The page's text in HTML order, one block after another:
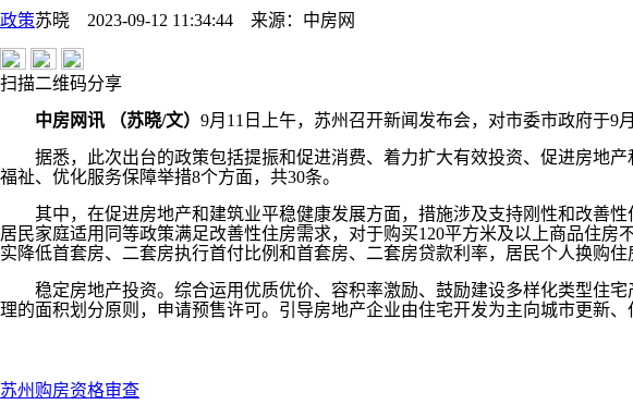
政策苏晓 2023-09-12 11:34:44 来源： 中房网
扫描二维码分享
中房网讯 （苏晓/文） 9月11日上午，苏州召开新闻发布会，对市委市政府于9
据悉，此次出台的政策包括提振和促进消费、着力扩大有效投资、促进房地产
福祉、优化服务保障举措8个方面，共30条。
其中，在促进房地产和建筑业平稳健康发展方面，措施涉及支持刚性和改善性
居民家庭适用同等政策满足改善性住房需求，对于购买120平方米及以上商品住
实降低首套房、二套房执行首付比例和首套房、二套房贷款利率，居民个人换购住
稳定房地产投资。综合运用优质优价、容积率激励、鼓励建设多样化类型住宅
理的面积划分原则，申请预售许可。引导房地产企业由住宅开发为主向城市更新
苏州 购房资格审查